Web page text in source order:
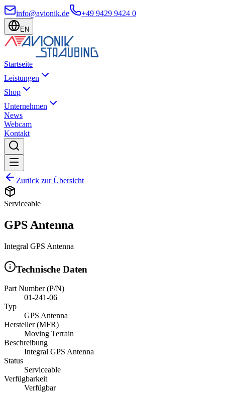
info@avionik.de +49 9429 9424 0
EN
Startseite
Leistungen
Shop
Unternehmen
News
Webcam
Kontakt
Zurück zur Übersicht
Serviceable
GPS Antenna
Integral GPS Antenna
Technische Daten
Part Number (P/N)
01-241-06
Typ
GPS Antenna
Hersteller (MFR)
Moving Terrain
Beschreibung
Integral GPS Antenna
Status
Serviceable
Verfügbarkeit
Verfügbar